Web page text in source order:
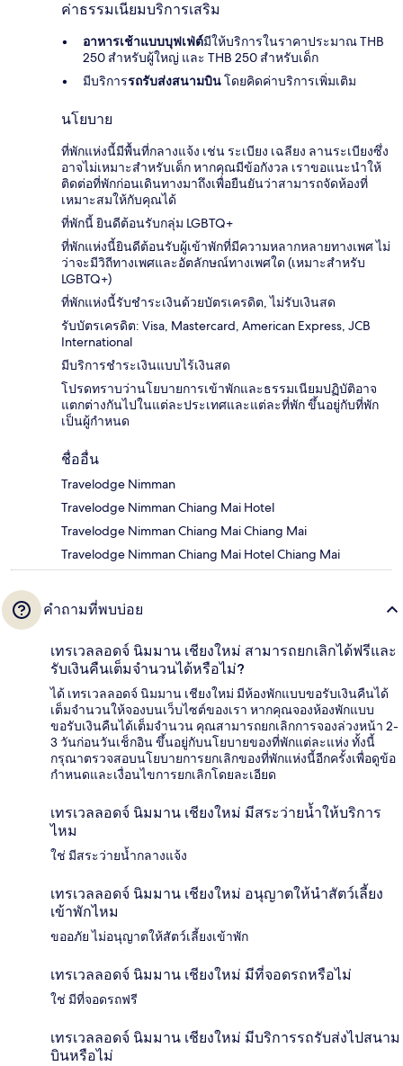
ค่าธรรมเนียมบริการเสริม
อาหารเช้าแบบบุฟเฟ่ต์มีให้บริการในราคาประมาณ THB
250 สำหรับผู้ใหญ่ และ THB 250 สำหรับเด็ก
มีบริการรถรับส่งสนามบินโดยคิดค่าบริการเพิ่มเติม
นโยบาย
ที่พักแห่งนี้มีพื้นที่กลางแจ้ง เช่น ระเบียง เฉลียง ลานระเบียงซึ่ง
อาจไม่เหมาะสำหรับเด็ก หากคุณมีข้อกังวล เราขอแนะนำให้
ติดต่อที่พักก่อนเดินทางมาถึงเพื่อยืนยันว่าสามารถจัดห้องที่
เหมาะสมให้กับคุณได้
ที่พักนี้ ยินดีต้อนรับกลุ่ม LGBTQ+
ที่พักแห่งนี้ยินดีต้อนรับผู้เข้าพักที่มีความหลากหลายทางเพศ ไม่
ว่าจะมีวิถีทางเพศและอัตลักษณ์ทางเพศใด (เหมาะสำหรับ
LGBTQ+)
ที่พักแห่งนี้รับชำระเงินด้วยบัตรเครดิต, ไม่รับเงินสด
รับบัตรเครดิต: Visa, Mastercard, American Express, JCB
International
มีบริการชำระเงินแบบไร้เงินสด
โปรดทราบว่านโยบายการเข้าพักและธรรมเนียมปฏิบัติอาจ
แตกต่างกันไปในแต่ละประเทศและแต่ละที่พัก ขึ้นอยู่กับที่พัก
เป็นผู้กำหนด
ชื่ออื่น
Travelodge Nimman
Travelodge Nimman Chiang Mai Hotel
Travelodge Nimman Chiang Mai Chiang Mai
Travelodge Nimman Chiang Mai Hotel Chiang Mai
คำถามที่พบบ่อย
เทรเวลลอดจ์ นิมมาน เชียงใหม่ สามารถยกเลิกได้ฟรีและ
รับเงินคืนเต็มจำนวนได้หรือไม่?
ได้ เทรเวลลอดจ์ นิมมาน เชียงใหม่ มีห้องพักแบบขอรับเงินคืนได้
เต็มจำนวนให้จองบนเว็บไซต์ของเรา หากคุณจองห้องพักแบบ
ขอรับเงินคืนได้เต็มจำนวน คุณสามารถยกเลิกการจองล่วงหน้า 2-
3 วันก่อนวันเช็กอิน ขึ้นอยู่กับนโยบายของที่พักแต่ละแห่ง ทั้งนี้
กรุณาตรวจสอบนโยบายการยกเลิกของที่พักแห่งนี้อีกครั้งเพื่อดูข้อ
กำหนดและเงื่อนไขการยกเลิกโดยละเอียด
เทรเวลลอดจ์ นิมมาน เชียงใหม่ มีสระว่ายน้ำให้บริการ
ไหม
ใช่ มีสระว่ายน้ำกลางแจ้ง
เทรเวลลอดจ์ นิมมาน เชียงใหม่ อนุญาตให้นำสัตว์เลี้ยง
เข้าพักไหม
ขออภัย ไม่อนุญาตให้สัตว์เลี้ยงเข้าพัก
เทรเวลลอดจ์ นิมมาน เชียงใหม่ มีที่จอดรถหรือไม่
ใช่ มีที่จอดรถฟรี
เทรเวลลอดจ์ นิมมาน เชียงใหม่ มีบริการรถรับส่งไปสนาม
บินหรือไม่